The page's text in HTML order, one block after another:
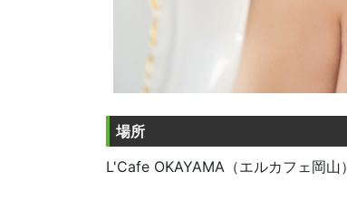
場所
L'Cafe OKAYAMA（エルカフェ岡山）